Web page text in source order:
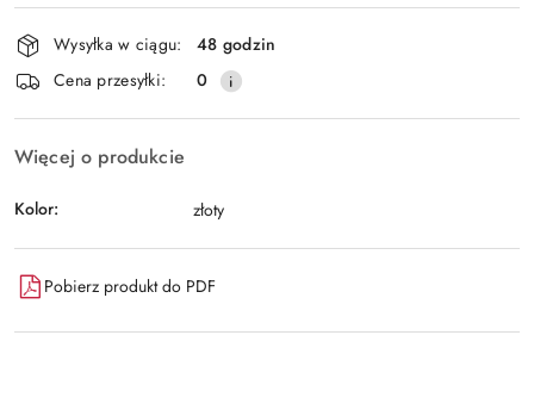
Wyślij
Dostępność
i
dostawa
Wysyłka w ciągu:
48 godzin
Cena przesyłki:
0
Więcej o produkcie
Kolor: złoty
Pobierz produkt do PDF